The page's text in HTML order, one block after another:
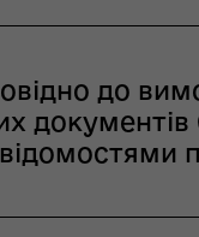
до
відомостями